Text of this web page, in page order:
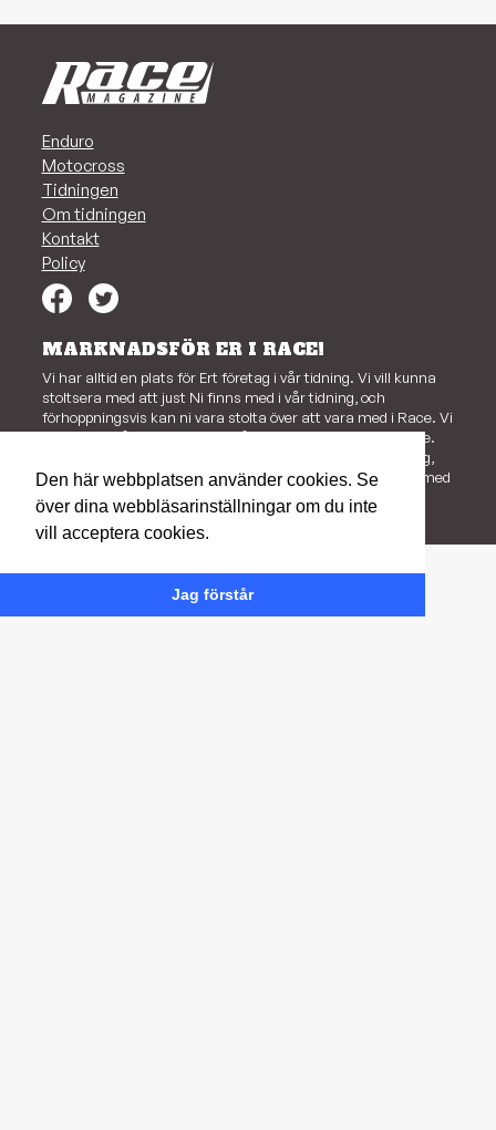
Den här webbplatsen använder cookies. Se
över dina webbläsarinställningar om du inte
vill acceptera cookies.
Jag förstår
Enduro
Motocross
Tidningen
Om tidningen
Kontakt
Policy
MARKNADSFÖR ER I RACE!
Vi har alltid en plats för Ert företag i vår tidning. Vi vill kunna
stoltsera med att just Ni finns med i vår tidning, och
förhoppningsvis kan ni vara stolta över att vara med i Race. Vi
har en bred åldersgrupp, allt från ungdomar till äldre läsare.
Är Ni intresserad av att veta mer om företagsannonsering,
läs mer här!Det går naturligtvis jättebra att komplettera med
en annons här på webben.